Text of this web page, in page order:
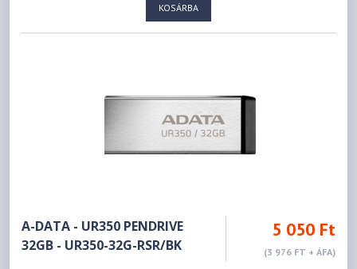
KOSÁRBA
A-DATA - UR350 PENDRIVE
32GB - UR350-32G-RSR/BK
5 050 Ft
(3 976 FT + ÁFA)